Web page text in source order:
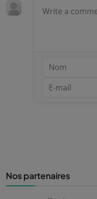
Nos partenaires